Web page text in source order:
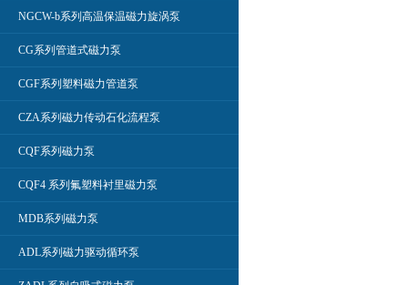
NGCW-b系列高温保温磁力旋涡泵
CG系列管道式磁力泵
CGF系列塑料磁力管道泵
CZA系列磁力传动石化流程泵
CQF系列磁力泵
CQF4 系列氟塑料衬里磁力泵
MDB系列磁力泵
ADL系列磁力驱动循环泵